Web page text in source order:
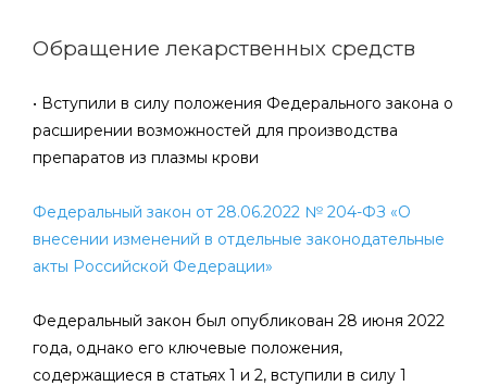
Обращение лекарственных средств
• Вступили в силу положения Федерального закона о
расширении возможностей для производства
препаратов из плазмы крови
Федеральный закон от 28.06.2022 № 204-ФЗ «О
внесении изменений в отдельные законодательные
акты Российской Федерации»
Федеральный закон был опубликован 28 июня 2022
года, однако его ключевые положения,
содержащиеся в статьях 1 и 2, вступили в силу 1